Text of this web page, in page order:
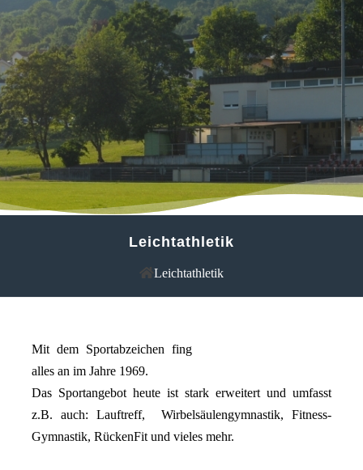
Leichtathletik
Leichtathletik
Mit dem Sportabzeichen fing
alles an im Jahre 1969.
Das Sportangebot heute ist stark erweitert und umfasst
z.B. auch: Lauftreff, Wirbelsäulengymnastik, Fitness-
Gymnastik, RückenFit und vieles mehr.